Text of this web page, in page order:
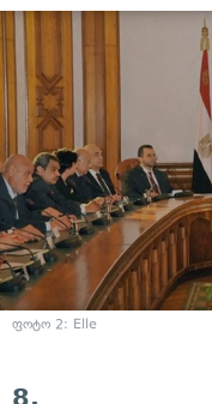
ფოტო 2: Elle
8.